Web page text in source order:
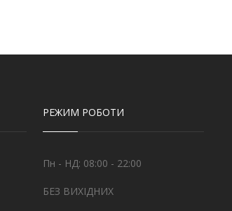
РЕЖИМ РОБОТИ
Пн - НД: 08:00 - 22:00
БЕЗ ВИХІДНИХ